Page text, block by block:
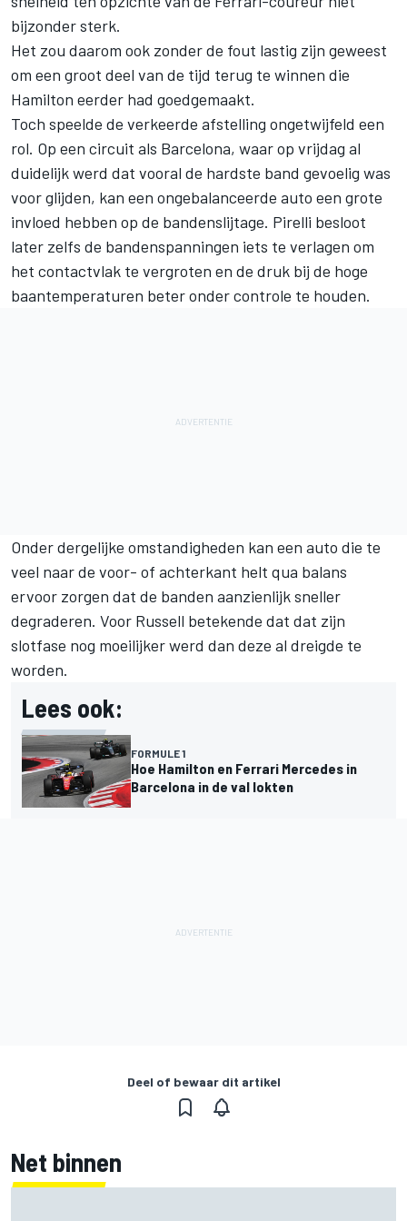
bijzonder sterk.
Het zou daarom ook zonder de fout lastig zijn geweest
om een groot deel van de tijd terug te winnen die
Hamilton eerder had goedgemaakt.
Toch speelde de verkeerde afstelling ongetwijfeld een
rol. Op een circuit als Barcelona, waar op vrijdag al
duidelijk werd dat vooral de hardste band gevoelig was
voor glijden, kan een ongebalanceerde auto een grote
invloed hebben op de bandenslijtage. Pirelli besloot
later zelfs de bandenspanningen iets te verlagen om
het contactvlak te vergroten en de druk bij de hoge
baantemperaturen beter onder controle te houden.
Onder dergelijke omstandigheden kan een auto die te
veel naar de voor- of achterkant helt qua balans
ervoor zorgen dat de banden aanzienlijk sneller
degraderen. Voor Russell betekende dat dat zijn
slotfase nog moeilijker werd dan deze al dreigde te
worden.
Lees ook:
FORMULE 1
Hoe Hamilton en Ferrari Mercedes in
Barcelona in de val lokten
Deel of bewaar dit artikel
Net binnen